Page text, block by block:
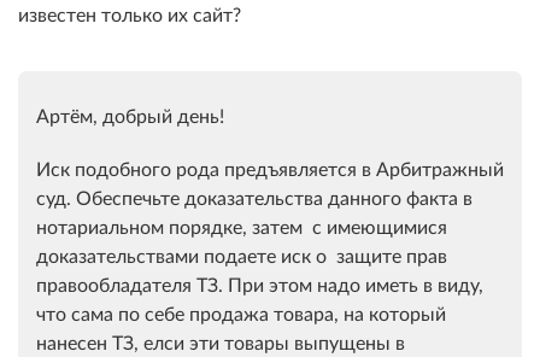
известен только их сайт?
Артём, добрый день!
Иск подобного рода предъявляется в Арбитражный
суд. Обеспечьте доказательства данного факта в
нотариальном порядке, затем с имеющимися
доказательствами подаете иск о защите прав
правообладателя ТЗ. При этом надо иметь в виду,
что сама по себе продажа товара, на который
нанесен ТЗ, елси эти товары выпущены в